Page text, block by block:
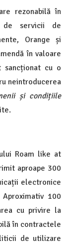
rezonabilă în
de servicii de
Orange și
în valoare
sancționat cu o
neintroducerea
și condițiile
Roam like at
aproape 300
electronice
100
cu privire la
în contractele
de utilizare